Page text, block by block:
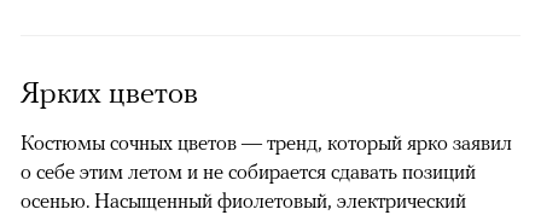
Ярких цветов
Костюмы сочных цветов — тренд, который ярко заявил
о себе этим летом и не собирается сдавать позиций
осенью. Насыщенный фиолетовый, электрический